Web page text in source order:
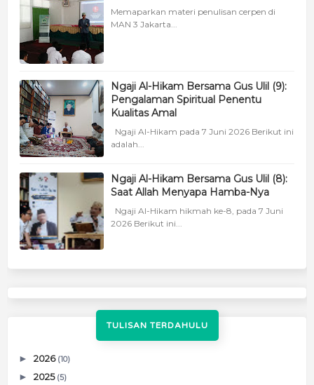
Memaparkan materi penulisan cerpen di
MAN 3 Jakarta...
Ngaji Al-Hikam Bersama Gus Ulil (9):
Pengalaman Spiritual Penentu
Kualitas Amal
Ngaji Al-Hikam pada 7 Juni 2026 Berikut ini
adalah...
Ngaji Al-Hikam Bersama Gus Ulil (8):
Saat Allah Menyapa Hamba-Nya
Ngaji Al-Hikam hikmah ke-8, pada 7 Juni
2026 Berikut ini...
TULISAN TERDAHULU
► 2026 (10)
► 2025 (5)